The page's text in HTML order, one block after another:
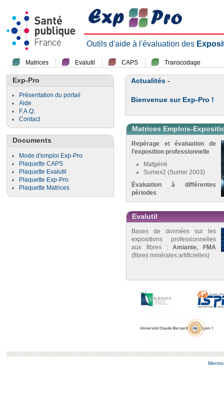
Outils d'aide à l'évaluation des
Matrices Evalutil CAPS Transcodage
Exp-Pro
Présentation du portail
Aide
F.A.Q.
Contact
Documents
Mode d'emploi Exp-Pro
Plaquette CAPS
Plaquette Evalutil
Plaquette Exp-Pro
Plaquette Matrices
Actualités -
Bienvenue sur Exp-Pro !
Matrices Emplois-
Repérage et évaluation de
l’exposition professionnelle
Matgéné
Sumex2 (Sumer 2003)
Évaluation à différentes
périodes
Evalutil
Bases de données sur les
expositions professionnelles
aux fibres :Amiante, FMA
(fibres minérales artificielles)